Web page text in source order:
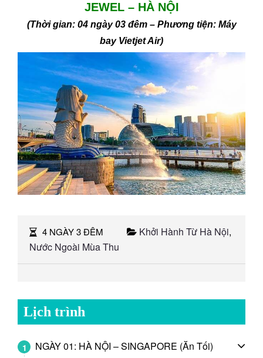
JEWEL – HÀ NỘI
(Thời gian: 04 ngày 03 đêm – Phương tiện: Máy
bay Vietjet Air)
4 NGÀY 3 ĐÊM Khởi Hành Từ Hà Nội,
Nước Ngoài Mùa Thu
Lịch trình
1 NGÀY 01: HÀ NỘI – SINGAPORE (Ăn Tối)